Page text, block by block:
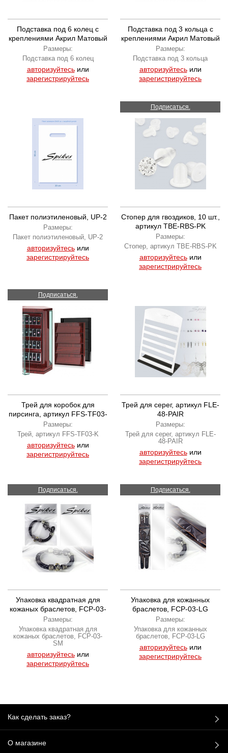
Подставка под 6 колец с
креплениями Акрил Матовый
Размеры:
Подставка под 6 колец
авторизуйтесьили
зарегистрируйтесь
Подставка под 3 кольца с
креплениями Акрил Матовый
Размеры:
Подставка под 3 кольца
авторизуйтесьили
зарегистрируйтесь
Пакет полиэтиленовый, UP-2
Размеры:
Пакет полиэтиленовый, UP-2
авторизуйтесьили
зарегистрируйтесь
Подписаться.
Стопер для гвоздиков, 10 шт.,
артикул TBE-RBS-PK
Размеры:
Стопер, артикул TBE-RBS-PK
авторизуйтесьили
зарегистрируйтесь
Подписаться.
Трей для коробок для
пирсинга, артикул FFS-TF03-
K
Размеры:
Трей, артикул FFS-TF03-K
авторизуйтесьили
зарегистрируйтесь
Трей для серег, артикул FLE-
48-PAIR
Размеры:
Трей для серег, артикул FLE-
48-PAIR
авторизуйтесьили
зарегистрируйтесь
Подписаться.
Упаковка квадратная для
кожаных браслетов, FCP-03-
SM
Размеры:
Упаковка квадратная для
кожаных браслетов, FCP-03-
SM
авторизуйтесьили
зарегистрируйтесь
Подписаться.
Упаковка для кожанных
браслетов, FCP-03-LG
Размеры:
Упаковка для кожанных
браслетов, FCP-03-LG
авторизуйтесьили
зарегистрируйтесь
Как сделать заказ?
О магазине